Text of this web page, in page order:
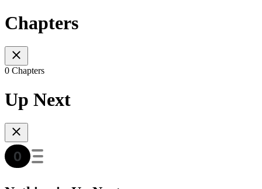
Chapters
0 Chapters
Up Next